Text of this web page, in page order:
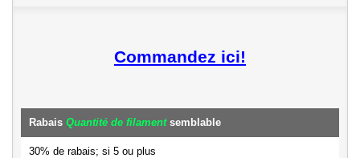
Commandez ici!
Rabais Quantité de filamentsemblable
30% de rabais; si 5 ou plus